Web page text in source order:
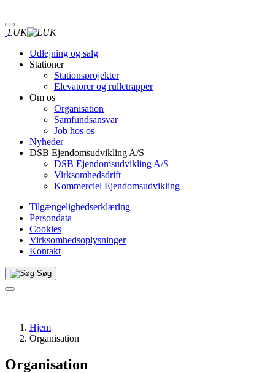
til
hovedindhold
LUK
Udlejning og salg
Stationer
Stationsprojekter
Elevatorer og rulletrapper
Om os
Organisation
Samfundsansvar
Job hos os
Nyheder
DSB Ejendomsudvikling A/S
DSB Ejendomsudvikling A/S
Virksomhedsdrift
Kommerciel Ejendomsudvikling
Tilgængelighedserklæring
Persondata
Cookies
Virksomhedsoplysninger
Kontakt
Søg
Hjem
Organisation
Organisation